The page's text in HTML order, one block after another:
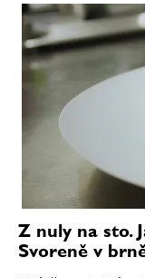
Z nuly na sto.
Svoreně v